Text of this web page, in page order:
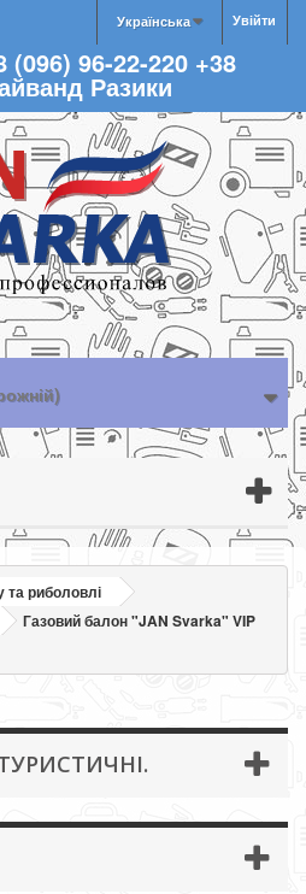
Увійти
Українська
(096) 96-22-220 +38
Разики
та риболовлі
Газовий балон "JAN Svarka" VIP